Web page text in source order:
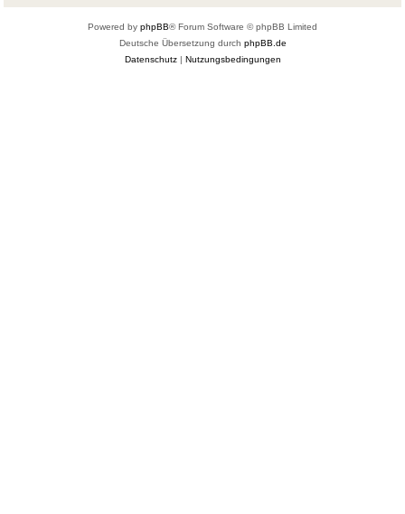
Powered by phpBB® Forum Software © phpBB Limited
Deutsche Übersetzung durch phpBB.de
Datenschutz| Nutzungsbedingungen